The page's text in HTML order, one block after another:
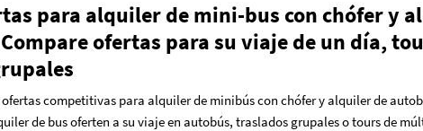
para alquiler de mini-bus con chófer y
ofertas para su viaje de un día,
competitivas para alquiler de minibús con chófer y alquiler de
de bus oferten a su viaje en autobús, traslados grupales o tours de